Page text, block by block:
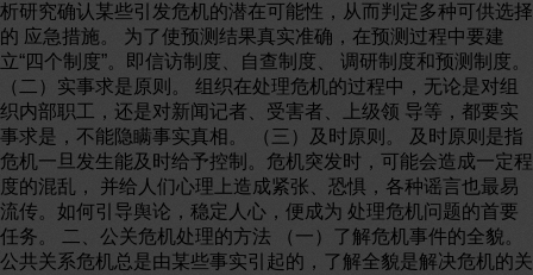
析研究确认某些引发危机的潜在可能性，从而判定多种可供选择
的 应急措施。 为了使预测结果真实准确，在预测过程中要建
立“四个制度”。即信访制度、自查制度、 调研制度和预测制度。
（二）实事求是原则。 组织在处理危机的过程中，无论是对组
织内部职工，还是对新闻记者、受害者、上级领 导等，都要实
事求是，不能隐瞒事实真相。 （三）及时原则。 及时原则是指
危机一旦发生能及时给予控制。危机突发时，可能会造成一定程
度的混乱， 并给人们心理上造成紧张、恐惧，各种谣言也最易
流传。如何引导舆论，稳定人心，便成为 处理危机问题的首要
任务。 二、公关危机处理的方法 （一）了解危机事件的全貌。
公共关系危机总是由某些事实引起的，了解全貌是解决危机的关